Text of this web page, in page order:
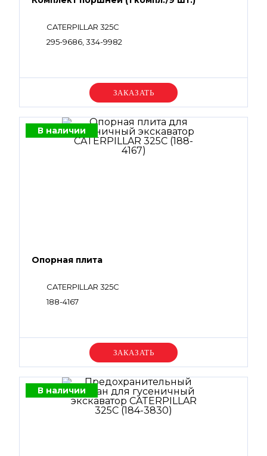
CATERPILLAR 325C
295-9686, 334-9982
Уточняйте цену
В наличии
Опорная плита
CATERPILLAR 325C
188-4167
Уточняйте цену
В наличии